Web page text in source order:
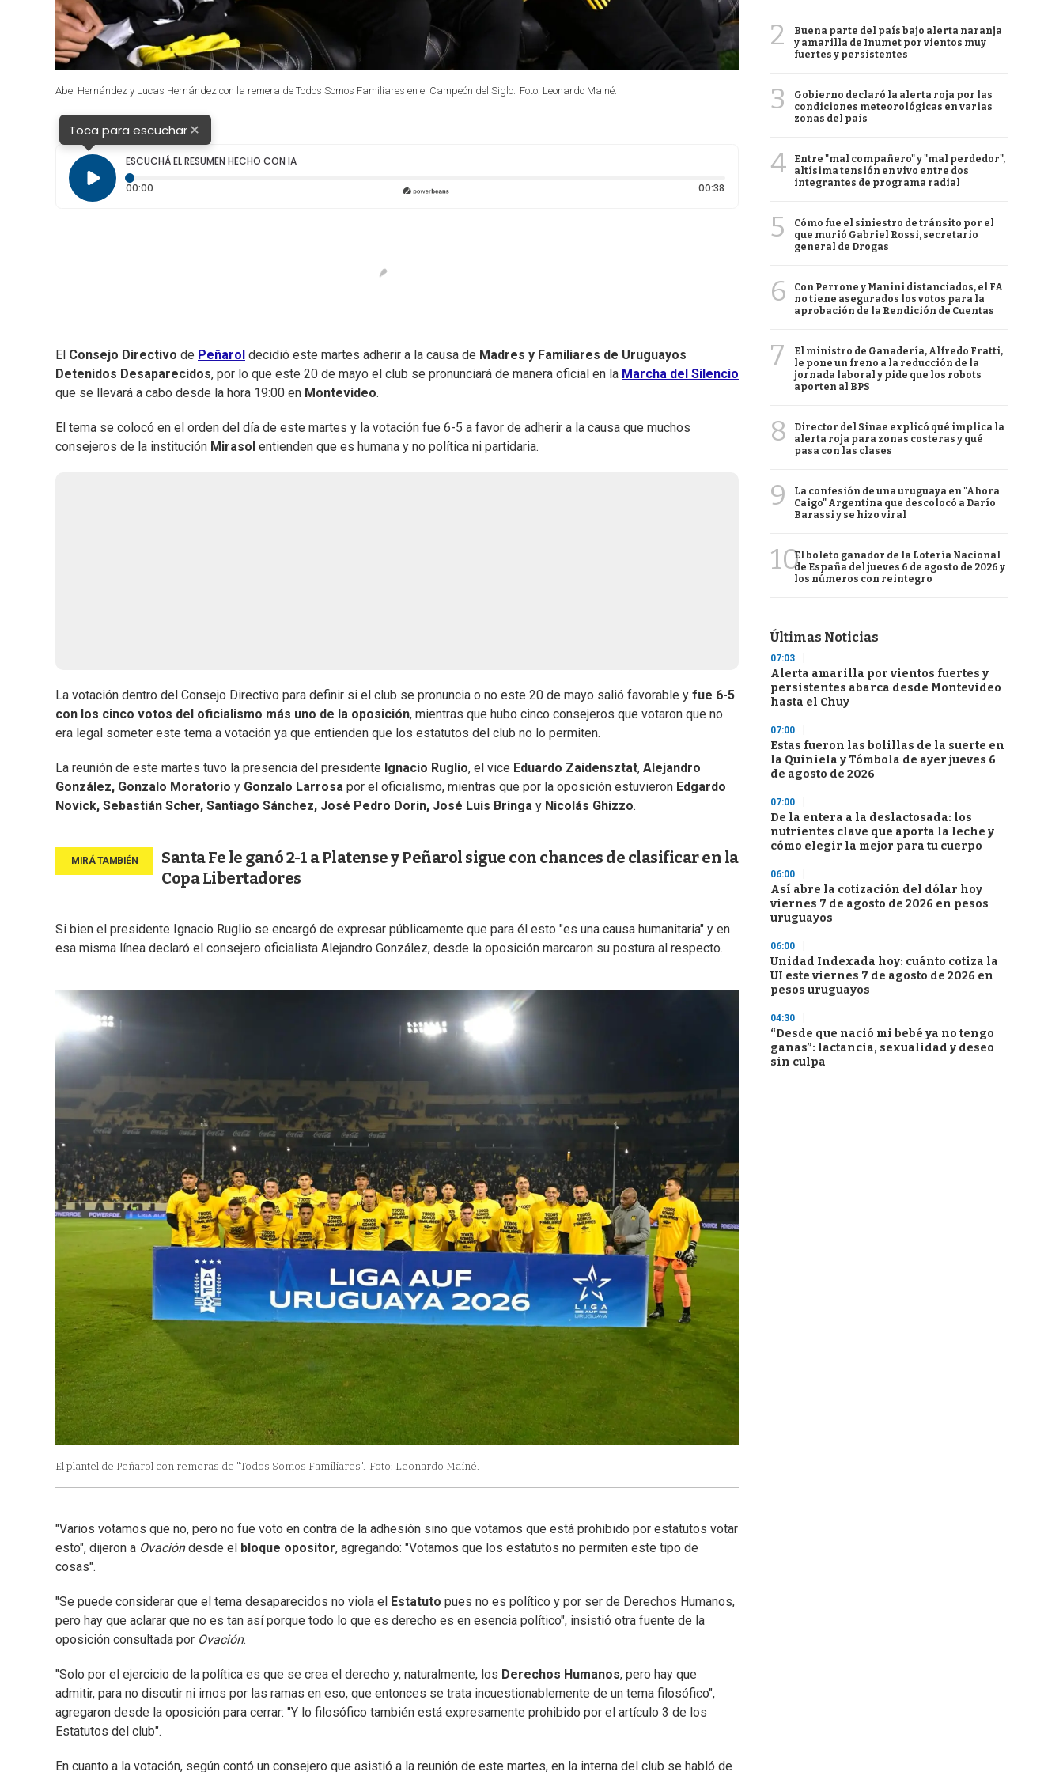
Abel Hernández y Lucas Hernández con la remera de Todos Somos Familiares en el Campeón del Siglo. Foto: Leonardo Mainé.
Toca para escuchar×
ESCUCHÁ EL RESUMEN HECHO CON IA
00:00
00:38 Duración: 38 segundos
El Consejo Directivo de Peñarol decidió este martes adherir a la causa de Madres y Familiares de Uruguayos
Detenidos Desaparecidos, por lo que este 20 de mayo el club se pronunciará de manera oficial en la Marcha del Silencio
que se llevará a cabo desde la hora 19:00 en Montevideo.
El tema se colocó en el orden del día de este martes y la votación fue 6-5 a favor de adherir a la causa que muchos
consejeros de la institución Mirasol entienden que es humana y no política ni partidaria.
La votación dentro del Consejo Directivo para definir si el club se pronuncia o no este 20 de mayo salió favorable y fue 6-5
con los cinco votos del oficialismo más uno de la oposición, mientras que hubo cinco consejeros que votaron que no
era legal someter este tema a votación ya que entienden que los estatutos del club no lo permiten.
La reunión de este martes tuvo la presencia del presidente Ignacio Ruglio, el vice Eduardo Zaidensztat, Alejandro
González, Gonzalo Moratorio y Gonzalo Larrosa por el oficialismo, mientras que por la oposición estuvieron Edgardo
Novick, Sebastián Scher, Santiago Sánchez, José Pedro Dorin, José Luis Bringa y Nicolás Ghizzo.
Santa Fe le ganó 2-1 a Platense y Peñarol sigue con chances de clasificar en la
Copa Libertadores
Si bien el presidente Ignacio Ruglio se encargó de expresar públicamente que para él esto "es una causa humanitaria" y en
esa misma línea declaró el consejero oficialista Alejandro González, desde la oposición marcaron su postura al respecto.
El plantel de Peñarol con remeras de "Todos Somos Familiares". Foto: Leonardo Mainé.
"Varios votamos que no, pero no fue voto en contra de la adhesión sino que votamos que está prohibido por estatutos votar
esto", dijeron a Ovacióndesde el bloque opositor, agregando: "Votamos que los estatutos no permiten este tipo de
cosas".
"Se puede considerar que el tema desaparecidos no viola el Estatuto pues no es político y por ser de Derechos Humanos,
pero hay que aclarar que no es tan así porque todo lo que es derecho es en esencia político", insistió otra fuente de la
oposición consultada por Ovación.
"Solo por el ejercicio de la política es que se crea el derecho y, naturalmente, los Derechos Humanos, pero hay que
admitir, para no discutir ni irnos por las ramas en eso, que entonces se trata incuestionablemente de un tema filosófico",
agregaron desde la oposición para cerrar: "Y lo filosófico también está expresamente prohibido por el artículo 3 de los
Estatutos del club".
En cuanto a la votación, según contó un consejero que asistió a la reunión de este martes, en la interna del club se habló de
2
Buena parte del país bajo alerta naranja
y amarilla de Inumet por vientos muy
fuertes y persistentes
3
Gobierno declaró la alerta roja por las
condiciones meteorológicas en varias
zonas del país
4
Entre "mal compañero" y "mal perdedor",
altísima tensión en vivo entre dos
integrantes de programa radial
5
Cómo fue el siniestro de tránsito por el
que murió Gabriel Rossi, secretario
general de Drogas
6
Con Perrone y Manini distanciados, el FA
no tiene asegurados los votos para la
aprobación de la Rendición de Cuentas
7
El ministro de Ganadería, Alfredo Fratti,
le pone un freno a la reducción de la
jornada laboral y pide que los robots
aporten al BPS
8
Director del Sinae explicó qué implica la
alerta roja para zonas costeras y qué
pasa con las clases
9
La confesión de una uruguaya en "Ahora
Caigo" Argentina que descolocó a Darío
Barassi y se hizo viral
10El boleto ganador de la Lotería Nacional
de España del jueves 6 de agosto de 2026 y
los números con reintegro
Últimas Noticias
07:03
Alerta amarilla por vientos fuertes y
persistentes abarca desde Montevideo
hasta el Chuy
07:00
Estas fueron las bolillas de la suerte en
la Quiniela y Tómbola de ayer jueves 6
de agosto de 2026
07:00
De la entera a la deslactosada: los
nutrientes clave que aporta la leche y
cómo elegir la mejor para tu cuerpo
06:00
Así abre la cotización del dólar hoy
viernes 7 de agosto de 2026 en pesos
uruguayos
06:00
Unidad Indexada hoy: cuánto cotiza la
UI este viernes 7 de agosto de 2026 en
pesos uruguayos
04:30
“Desde que nació mi bebé ya no tengo
ganas”: lactancia, sexualidad y deseo
sin culpa